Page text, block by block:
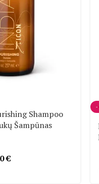
Shampoo
Šampūnas
€